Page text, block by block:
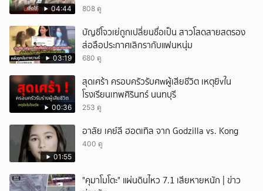
04:44 808 ดู
03:19
บัญชีโจวเย่ถูกเปลี่ยนชื่อเป็น สาวโสดสายสตรอง
ส่อลือประกาศเลิกรากับแฟนหนุ่ม
680 ดู
00:36
สุดเศร้า ครอบครัวรับศwผู้เสียชีวิต เหตุยิvใน
โรงเรียนเทพศิรินทร์ นนทบุรี
253 ดู
01:55
อาลัย เคย์ลี ฮอตเทิล จาก Godzilla vs. Kong
400 ดู
"คุมาโมโตะ" แผ่นดินไหว 7.1 เสียหายหนัก | ข่าว
ยกเลิก